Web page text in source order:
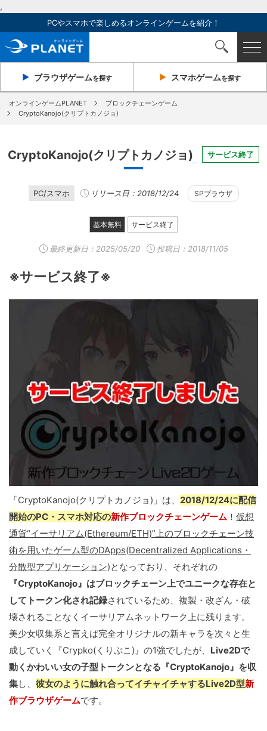
,
PCやスマホで楽しめるオンラインゲームを紹介！
ブラウザゲームを探す スマホゲームを探す
オンラインゲームPLANET
ブロックチェーンゲーム
CryptoKanojo(クリプトカノジョ)
CryptoKanojo(クリプトカノジョ) サービス終了
PC/スマホ リリース日：2018/12/24 SPブラウザ
基本無料 サービス終了
最終更新日： 2025/05/20 投稿日：2018/11/05
※サービス終了※
「CryptoKanojo(クリプトカノジョ)」は、 2018/12/24に配信
開始のPC・スマホ対応の新作ブロックチェーンゲーム ！ 仮想
通貨“イーサリアム(Ethereum/ETH)”上のブロックチェーン技
術を用いたゲーム型のDApps(Decentralized Applications・
分散型アプリケーション)となっており、それぞれの
『CryptoKanojo』はブロックチェーン上でユニークな存在と
してトークン化され記録されているため、複製・改ざん・破
壊されることなくイーサリアムネットワーク上に残ります。
美少女収集系と言えば完全オリジナルの新キャラを次々と生
成していく『Crypko(くりぷこ)』の1強でしたが、 Live2Dで
動くかわいい女の子型トークンとなる『CryptoKanojo』を収
集し、 彼女のように触れ合ってイチャイチャするLive2D型新
作ブラウザゲームです。